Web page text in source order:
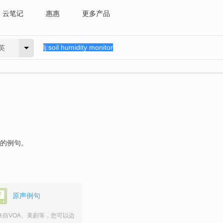
云笔记 惠惠 更多产品
例句。
原声例句
自VOA、美剧等，您可以边